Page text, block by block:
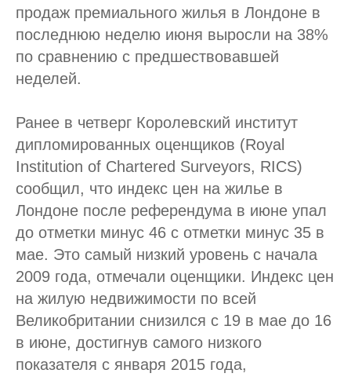
продаж премиального жилья в Лондоне в
последнюю неделю июня выросли на 38%
по сравнению с предшествовавшей
неделей.
Ранее в четверг Королевский институт
дипломированных оценщиков (Royal
Institution of Chartered Surveyors, RICS)
сообщил, что индекс цен на жилье в
Лондоне после референдума в июне упал
до отметки минус 46 с отметки минус 35 в
мае. Это самый низкий уровень с начала
2009 года, отмечали оценщики. Индекс цен
на жилую недвижимости по всей
Великобритании снизился с 19 в мае до 16
в июне, достигнув самого низкого
показателя с января 2015 года,